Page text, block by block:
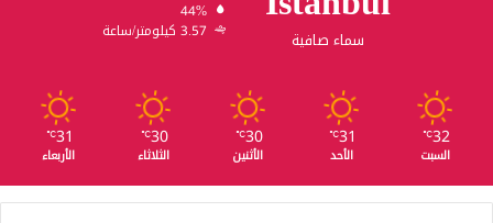
سماء صافية
44%
3.57 كيلومتر/ساعة
32
℃
السبت
31
℃
الأحد
30
℃
الأثنين
30
℃
الثلاثاء
31
℃
الأربعاء